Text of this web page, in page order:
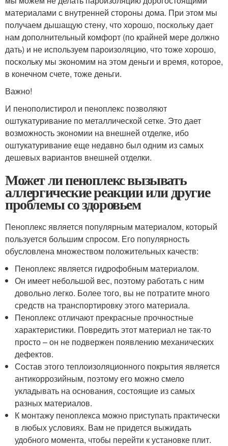
материалами с внутренней стороны дома. При этом мы
получаем дышащую стену, что хорошо, поскольку дает
нам дополнительный комфорт (по крайней мере должно
дать) и не используем пароизоляцию, что тоже хорошо,
поскольку мы экономим на этом деньги и время, которое,
в конечном счете, тоже деньги.
Важно!
И пенополистирол и пеноплекс позволяют
оштукатуривание по металлической сетке. Это дает
возможность экономии на внешней отделке, ибо
оштукатуривание еще недавно был одним из самых
дешевых вариантов внешней отделки.
Может ли пеноплекс вызывать
аллергические реакции или другие
проблемы со здоровьем
Пеноплекс является популярным материалом, который
пользуется большим спросом. Его популярность
обусловлена множеством положительных качеств:
Пеноплекс является гидрофобным материалом.
Он имеет небольшой вес, поэтому работать с ним
довольно легко. Более того, вы не потратите много
средств на транспортировку этого материала.
Пеноплекс отличают прекрасные прочностные
характеристики. Повредить этот материал не так-то
просто – он не подвержен появлению механических
дефектов.
Состав этого теплоизоляционного покрытия является
антикоррозийным, поэтому его можно смело
укладывать на основания, состоящие из самых
разных материалов.
К монтажу пеноплекса можно приступать практически
в любых условиях. Вам не придется выжидать
удобного момента, чтобы перейти к установке плит.